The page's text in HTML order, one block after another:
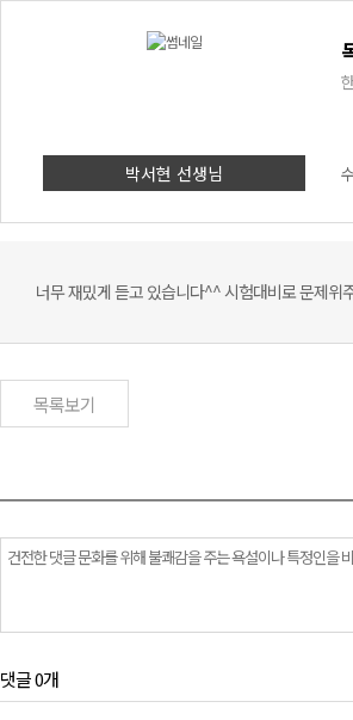
박서현 선생님
너무 재밌게 듣고 있습니다^^ 시험대비로 문제위
목록보기
댓글 0개